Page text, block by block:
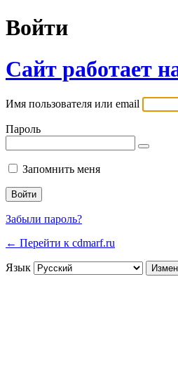
Войти
Сайт работает
Имя пользователя или email
Пароль
Запомнить меня
Забыли пароль?
← Перейти к cdmarf.ru
Язык